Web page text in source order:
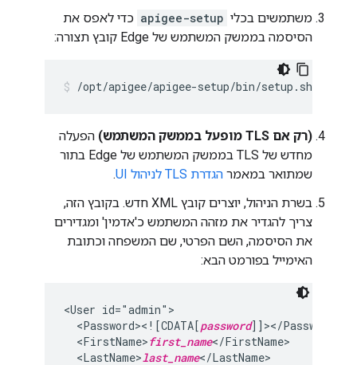
משתמשים בכלי apigee-setup כדי לאפס את
הסיסמה בממשק המשתמש של Edge קובץ תצורה:
/opt/apigee/apigee-setup/bin/setup.sh -p
(רק אם TLS מופעל בממשק המשתמש)
הפעלה
מחדש של TLS בממשק המשתמש של Edge בתור
שמתואר במאמר הגדרת TLS לניהול UI
.
בשרת הניהול, יוצרים קובץ XML חדש. בקובץ הזה,
צריך להגדיר את מזהה המשתמש כ'אדמין' ומגדירים
את הסיסמה, השם הפרטי, שם המשפחה וכתובת
האימייל בפורמט הבא:
<User id="admin">
  <Password><![CDATA[
password]]></Password>
  <FirstName>
first_name</FirstName>
  <LastName>
last_name</LastName>